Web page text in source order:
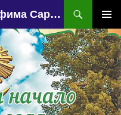
Храм Преподобного Серафима Саровского, поселок Чапаево.